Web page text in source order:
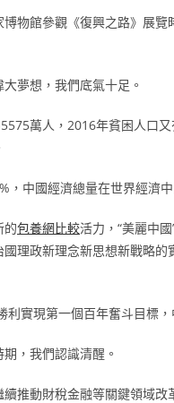
物館參觀《復興之路》展
夢想，我們底氣十足。
萬人，2016年貧困人口
中國經濟總量在世界經濟
的包養網比較活力，“美麗中
理政新理念新思想新戰略
實現第一個百年奮斗目標
，我們認識清醒。
推動財稅金融等關鍵領域